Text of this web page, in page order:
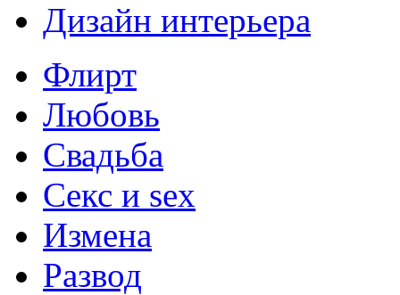
Дизайн интерьера
Флирт
Любовь
Свадьба
Секс и sex
Измена
Развод